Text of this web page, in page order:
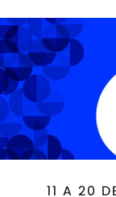
11 A 20